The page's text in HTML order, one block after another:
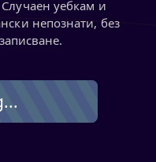
уебкам и
непознати, без